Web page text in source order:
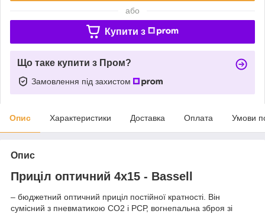
або
Купити з
Що таке купити з Пром?
Замовлення під захистом
Опис Характеристики Доставка Оплата Умови
Опис
Приціл оптичний 4х15 - Bassell
– бюджетний оптичний приціл постійної кратності. Він
сумісний з пневматикою CO2 і РСР, вогнепальна зброя зі